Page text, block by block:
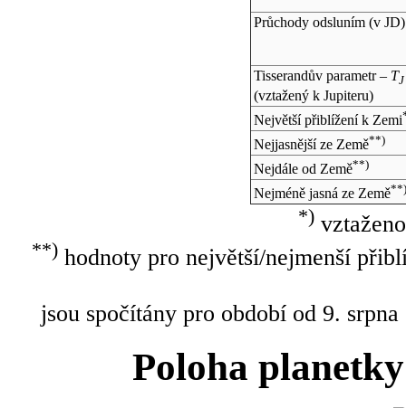
Průchody odsluním (v JD)
Tisserandův parametr – TJ
(vztažený k Jupiteru)
Největší přiblížení k Zemi
Nejjasnější ze Země**)
Nejdále od Země**)
Nejméně jasná ze Země**)
*)
**)hodnoty pro největší/nejmenší
jsou spočítány pro období od 9.
Poloha